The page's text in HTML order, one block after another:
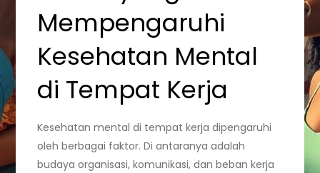
Mempengaruhi
Kesehatan Mental
di Tempat Kerja
Kesehatan mental di tempat kerja dipengaruhi
oleh berbagai faktor. Di antaranya adalah
budaya organisasi, komunikasi, dan beban kerja